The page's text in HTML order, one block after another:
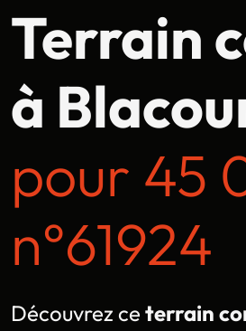
Terrain
à
pour 45
n°61924
Découvrez ce terrain